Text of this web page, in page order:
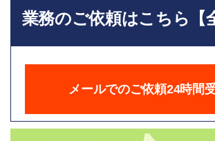
業務のご依頼はこちら【
メールでのご依頼24時間